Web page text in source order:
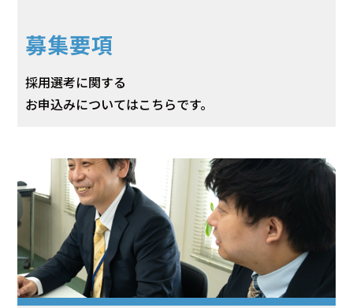
募集要項
採用選考に関する
お申込みについてはこちらです。